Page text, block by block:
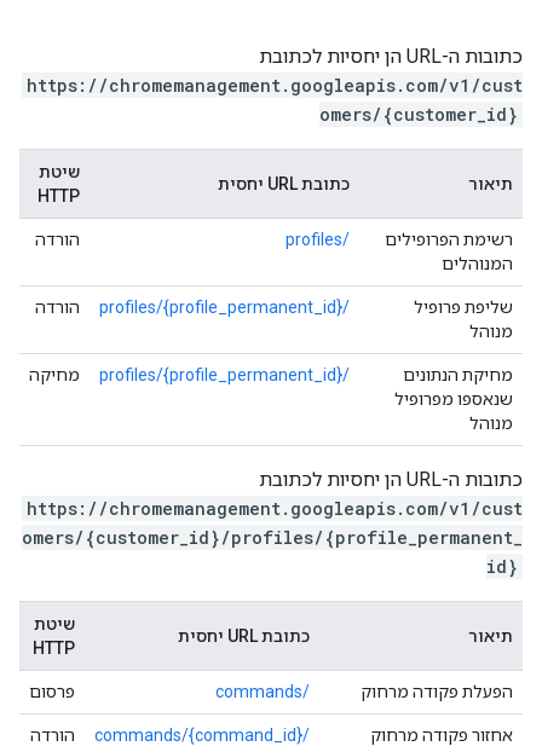
כתובות ה-URL הן יחסיות לכתובת
https://chromemanagement.googleapis.com/v1/cust
omers/{customer_id}
תיאור כתובת URL יחסית
שיטת
HTTP
רשימת הפרופילים
המנוהלים
/profiles הורדה
שליפת פרופיל
מנוהל
/profiles/{profile_permanent_id} הורדה
מחיקת הנתונים
שנאספו מפרופיל
מנוהל
/profiles/{profile_permanent_id} מחיקה
כתובות ה-URL הן יחסיות לכתובת
https://chromemanagement.googleapis.com/v1/cust
omers/{customer_id}/profiles/{profile_permanent_
id}
תיאור כתובת URL יחסית
שיטת
HTTP
הפעלת פקודה מרחוק /commands פרסום
אחזור פקודה מרחוק /commands/{command_id} הורדה